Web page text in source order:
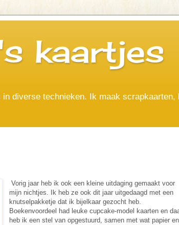
kaartjes
in diverse technieken. Ik maak
Vorig jaar heb ik ook een kleine uitdaging gemaakt voor
mijn nichtjes. Ik heb ze ook dit jaar uitgedaagd met een
knutselpakketje dat ik bijelkaar gezocht heb.
Boekenvoordeel had leuke cupcake-model kaarten en
heb ik een stel van opgestuurd, samen met wat papier en